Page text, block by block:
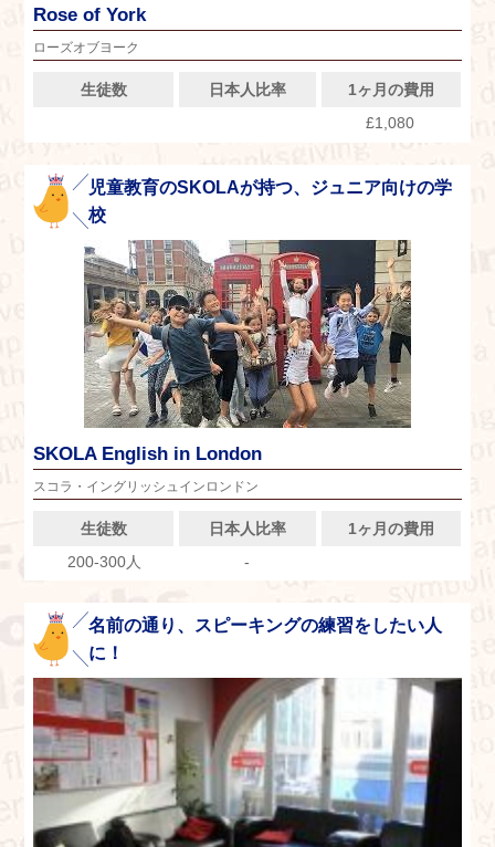
Rose of York
ローズオブヨーク
生徒数 日本人比率
1ヶ月の費用
£1,080
児童教育のSKOLAが持つ、ジュニア向けの学
校
SKOLA English in London
スコラ・イングリッシュインロンドン
生徒数 日本人比率
1ヶ月の費用
200-300人
-
名前の通り、スピーキングの練習をしたい人
に！